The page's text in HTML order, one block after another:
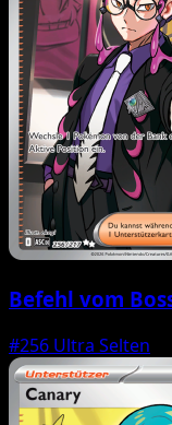
Befehl vom
#256 Ultra Selten